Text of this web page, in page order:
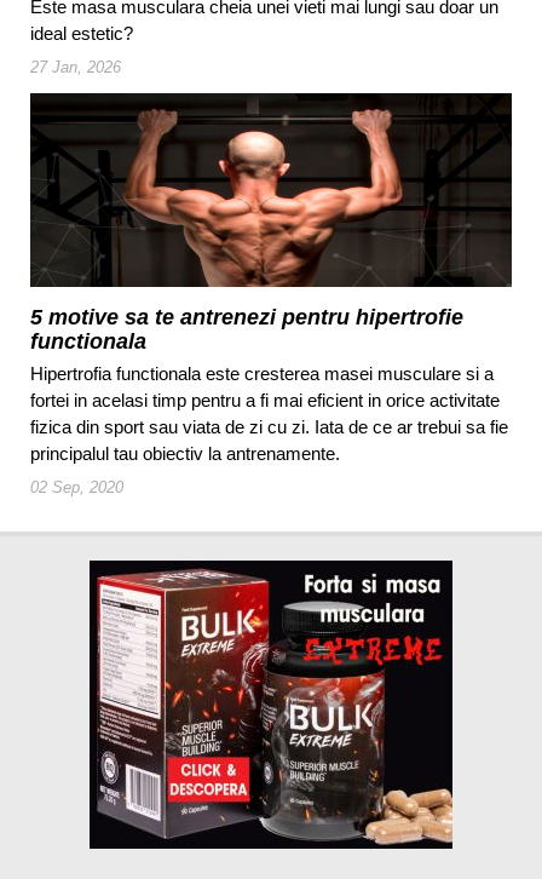
Este masa musculara cheia unei vieti mai lungi sau doar un
ideal estetic?
27 Jan, 2026
5 motive sa te antrenezi pentru hipertrofie
functionala
Hipertrofia functionala este cresterea masei musculare si a
fortei in acelasi timp pentru a fi mai eficient in orice activitate
fizica din sport sau viata de zi cu zi. Iata de ce ar trebui sa fie
principalul tau obiectiv la antrenamente.
02 Sep, 2020